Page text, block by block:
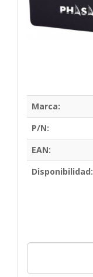
Marca:
P/N:
EAN:
Disponibilidad: